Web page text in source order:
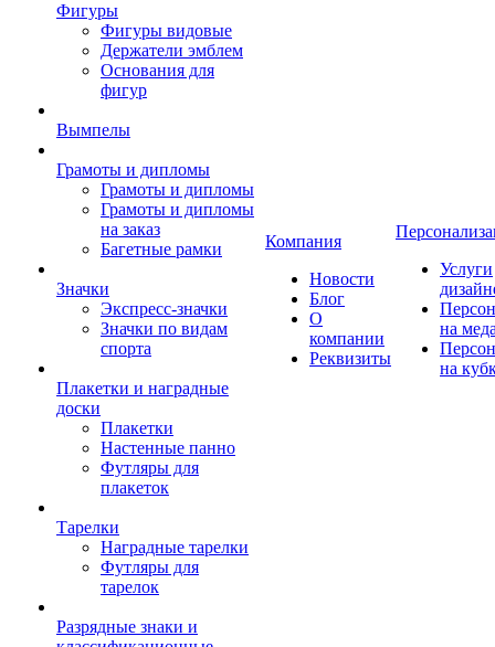
Фигуры
Фигуры видовые
Держатели эмблем
Основания для
фигур
Вымпелы
Грамоты и дипломы
Грамоты и дипломы
Грамоты и дипломы
на заказ
Багетные рамки
Значки
Экспресс-значки
Значки по видам
спорта
Плакетки и наградные
доски
Плакетки
Настенные панно
Футляры для
плакеток
Тарелки
Наградные тарелки
Футляры для
тарелок
Разрядные знаки и
Компания
Новости
Блог
О
компании
Реквизиты
Услуги
на
на